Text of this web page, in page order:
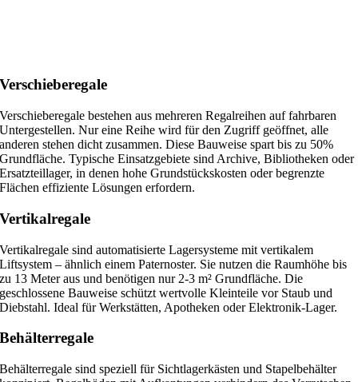
Verschieberegale
Verschieberegale bestehen aus mehreren Regalreihen auf fahrbaren
Untergestellen. Nur eine Reihe wird für den Zugriff geöffnet, alle
anderen stehen dicht zusammen. Diese Bauweise spart bis zu 50%
Grundfläche. Typische Einsatzgebiete sind Archive, Bibliotheken oder
Ersatzteillager, in denen hohe Grundstückskosten oder begrenzte
Flächen effiziente Lösungen erfordern.
Vertikalregale
Vertikalregale sind automatisierte Lagersysteme mit vertikalem
Liftsystem – ähnlich einem Paternoster. Sie nutzen die Raumhöhe bis
zu 13 Meter aus und benötigen nur 2-3 m² Grundfläche. Die
geschlossene Bauweise schützt wertvolle Kleinteile vor Staub und
Diebstahl. Ideal für Werkstätten, Apotheken oder Elektronik-Lager.
Behälterregale
Behälterregale sind speziell für Sichtlagerkästen und Stapelbehälter